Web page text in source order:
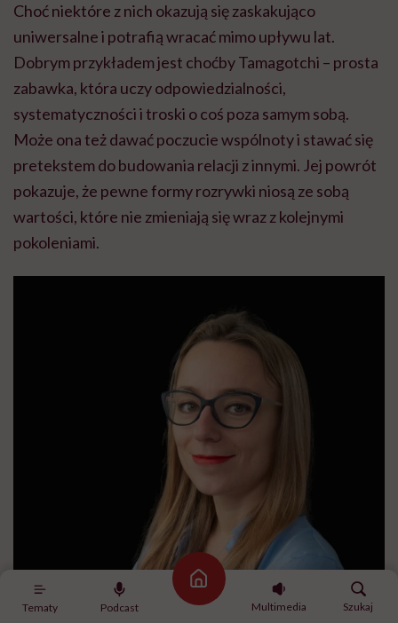
Tematy Podcast
Strona główna
Multimedia
Szukaj
Choć niektóre z nich okazują się zaskakująco
uniwersalne i potrafią wracać mimo upływu lat.
Dobrym przykładem jest choćby Tamagotchi – prosta
zabawka, która uczy odpowiedzialności,
systematyczności i troski o coś poza samym sobą.
Może ona też dawać poczucie wspólnoty i stawać się
pretekstem do budowania relacji z innymi. Jej powrót
pokazuje, że pewne formy rozrywki niosą ze sobą
wartości, które nie zmieniają się wraz z kolejnymi
pokoleniami.